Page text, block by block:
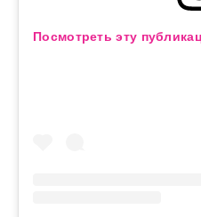
Посмотреть эту